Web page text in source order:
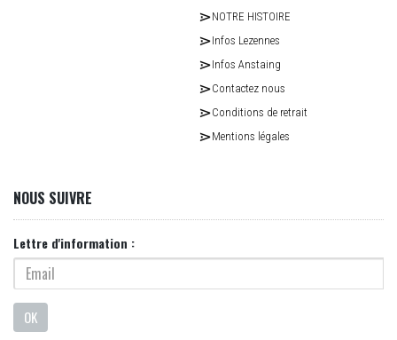
NOTRE HISTOIRE
Infos Lezennes
Infos Anstaing
Contactez nous
Conditions de retrait
Mentions légales
NOUS SUIVRE
Lettre d'information :
OK